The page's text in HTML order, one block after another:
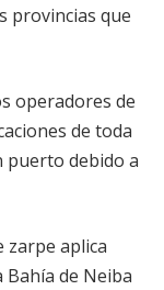
provincias que
operadores de
de toda
puerto debido a
zarpe aplica
Bahía de Neiba